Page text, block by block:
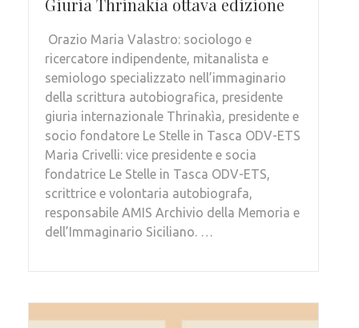
Giuria Thrinakìa ottava edizione
Orazio Maria Valastro: sociologo e
ricercatore indipendente, mitanalista e
semiologo specializzato nell’immaginario
della scrittura autobiografica, presidente
giuria internazionale Thrinakìa, presidente e
socio fondatore Le Stelle in Tasca ODV-ETS
Maria Crivelli: vice presidente e socia
fondatrice Le Stelle in Tasca ODV-ETS,
scrittrice e volontaria autobiografa,
responsabile AMIS Archivio della Memoria e
dell’Immaginario Siciliano. …